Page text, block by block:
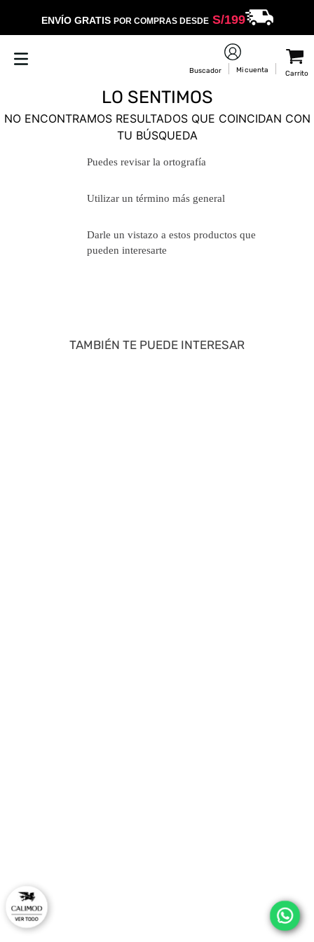
ENVÍO GRATIS POR COMPRAS DESDES/199
LO SENTIMOS
NO ENCONTRAMOS RESULTADOS QUE COINCIDAN CON
TU BÚSQUEDA
Puedes revisar la ortografía
Utilizar un término más general
Darle un vistazo a estos productos
que pueden interesarte